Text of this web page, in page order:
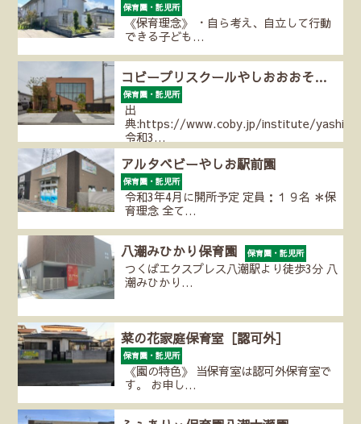
保育園・託児所
《保育理念》 ・自ら考え、自立して行動
できる子ども…
コビープリスクールやしおおおそ…
保育園・託児所
出
典:https://www.coby.jp/institute/yashio/
令和3…
アルタベビーやしお駅前園
保育園・託児所
令和3年4月に開所予定 定員：１９名 ＊保
育理念 全て…
八潮みひかり保育園 保育園・託児所
つくばエクスプレス八潮駅より徒歩3分 八
潮みひかり…
菜の花家庭保育室［認可外］
保育園・託児所
《園の特色》 当保育室は認可外保育室で
す。 お申し…